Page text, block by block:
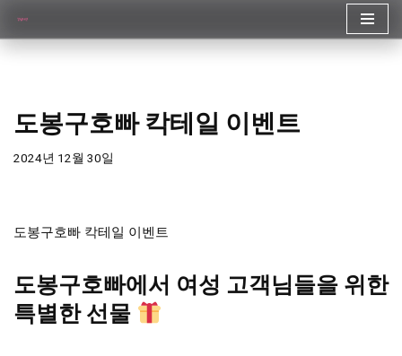
콘
로
건
너
도봉구호빠 칵테일 이벤트
2024년 12월 30일
도봉구호빠 칵테일 이벤트
도봉구호빠에서 여성 고객님들을 위한
특별한 선물